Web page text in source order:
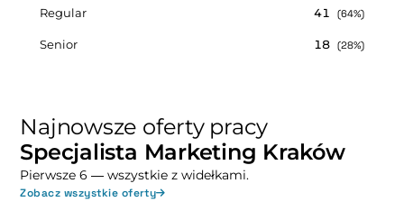
Regular 41 (64%)
Senior 18 (28%)
Najnowsze oferty pracy
Specjalista Marketing Kraków
Pierwsze 6 — wszystkie z widełkami.
Zobacz wszystkie oferty